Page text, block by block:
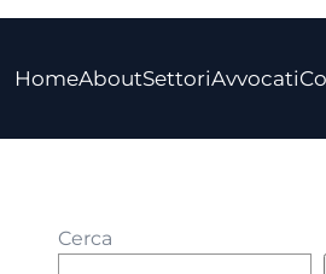
HomeAboutSettoriAvvocati
Cerca